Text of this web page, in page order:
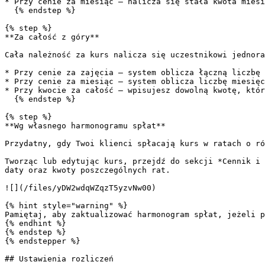
{% step %}
**Za całość z góry**
Cała należność za kurs nalicza się uczestnikowi
* Przy cenie za zajęcia — system oblicza łączną
* Przy cenie za miesiąc — system oblicza liczbę
* Przy kwocie za całość — wpisujesz dowolną kwotę,
{% step %}
**Wg własnego harmonogramu spłat**
Przydatny, gdy Twoi klienci spłacają kurs w ratach o
Tworząc lub edytując kurs, przejdź do sekcji *Cennik i
daty oraz kwoty poszczególnych rat.
![](/files/yDW2wdqWZqzT5yzvNw00)
{% hint style="warning" %}
Pamiętaj, aby zaktualizować harmonogram spłat,
{% endhint %}
{% endstep %}
{% endstepper %}
## Ustawienia rozliczeń